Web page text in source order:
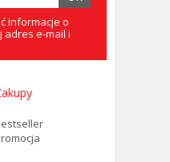
informacje o
adres e-mail i